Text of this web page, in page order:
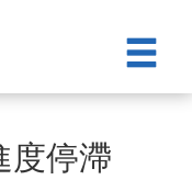
度停滯